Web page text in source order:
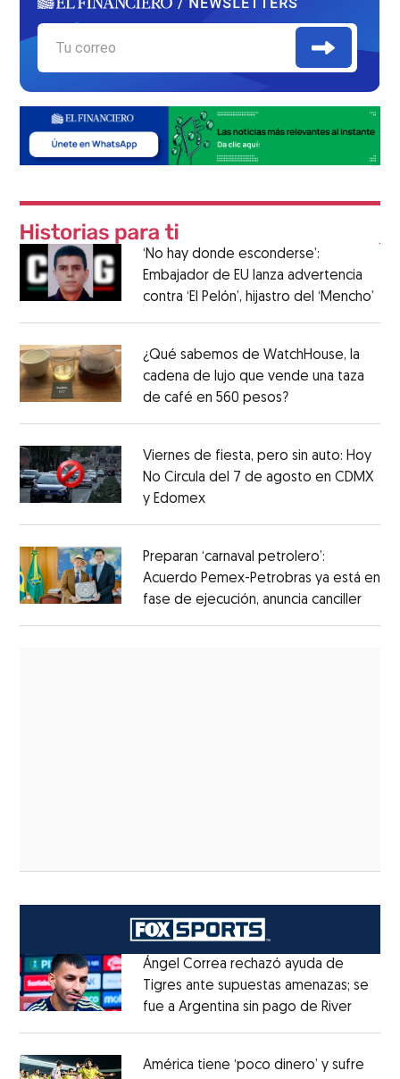
‘No hay donde esconderse’:
Embajador de EU lanza advertencia
contra ‘El Pelón’, hijastro del ‘Mencho’
¿Qué sabemos de WatchHouse, la
cadena de lujo que vende una taza
de café en 560 pesos?
Viernes de fiesta, pero sin auto: Hoy
No Circula del 7 de agosto en CDMX
y Edomex
Preparan ‘carnaval petrolero’:
Acuerdo Pemex-Petrobras ya está en
fase de ejecución, anuncia canciller
Ángel Correa rechazó ayuda de
Tigres ante supuestas amenazas; se
fue a Argentina sin pago de RiverOpens
América tiene ‘poco dinero’ y sufre